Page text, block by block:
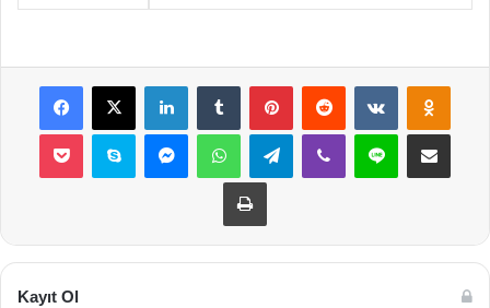
Facebook
X LinkedInTumblr PinterestReddit VKontakte
Pocket Skype MessengerWhatsAppTelegramViber Line E-Posta ile
Yazdır
Kayıt Ol